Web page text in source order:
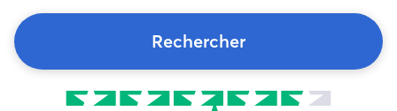
Rechercher